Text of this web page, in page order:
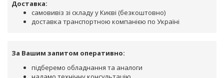
Доставка:
самовивіз зі складу у Києві (безкоштовно)
доставка транспортною компанією по Україні
За Вашим запитом оперативно:
підберемо обладнання та аналоги